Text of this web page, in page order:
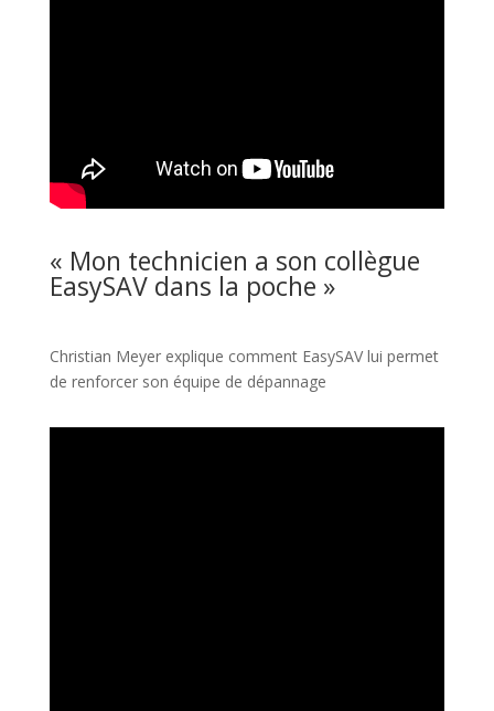
« Mon technicien a son collègue
EasySAV dans la poche »
Christian Meyer explique comment EasySAV lui permet
de renforcer son équipe de dépannage